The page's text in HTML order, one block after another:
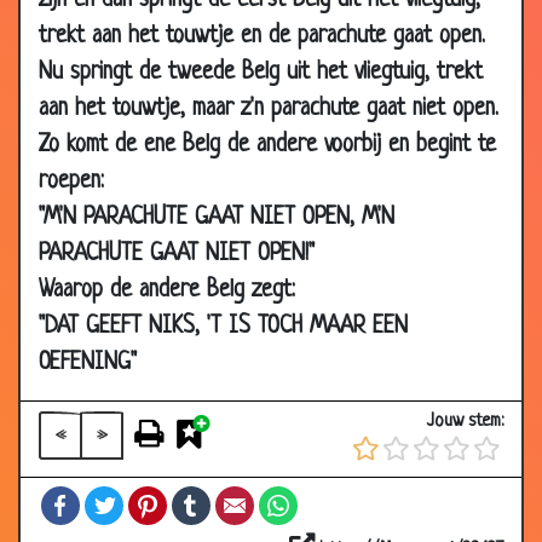
trekt aan het touwtje en de parachute gaat open.
Nu springt de tweede Belg uit het vliegtuig, trekt
aan het touwtje, maar z'n parachute gaat niet open.
Zo komt de ene Belg de andere voorbij en begint te
roepen:
"M'N PARACHUTE GAAT NIET OPEN, M'N
PARACHUTE GAAT NIET OPEN!"
Waarop de andere Belg zegt:
"DAT GEEFT NIKS, 'T IS TOCH MAAR EEN
OEFENING"
« »
Jouw stem:
FacebookTwitterPinterestTumblrEmail
2002
2002
Verwijderingsbijdrage
19 Feb
2002
Helmonders in Londen 2.94
16 Feb
2002
13 Feb
2002
Poep
10 Feb
2002
Vrouwen zoek
05 Feb
2002
Spring is in the air 3.44
2002